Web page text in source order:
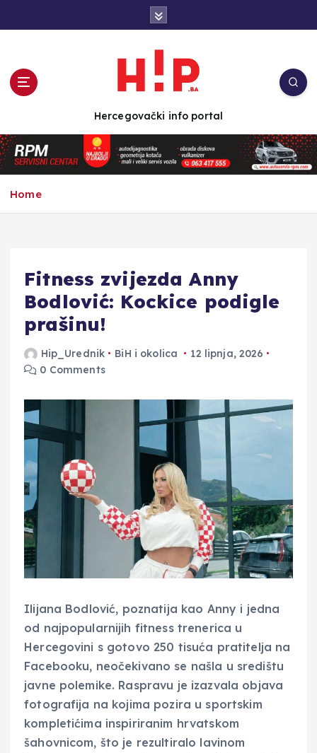
n
t
e
Hercegovački info portal
Home
Fitness zvijezda Anny
Bodlović: Kockice podigle
prašinu!
Hip_Urednik BiH i okolica
12 lipnja, 2026
0 Comments
Ilijana Bodlović, poznatija kao Anny i jedna
od najpopularnijih fitness trenerica u
Hercegovini s gotovo 250 tisuća pratitelja na
Facebooku, neočekivano se našla u središtu
javne polemike. Raspravu je izazvala objava
fotografija na kojima pozira u sportskim
kompletićima inspiriranim hrvatskom
šahovnicom, što je rezultiralo lavinom